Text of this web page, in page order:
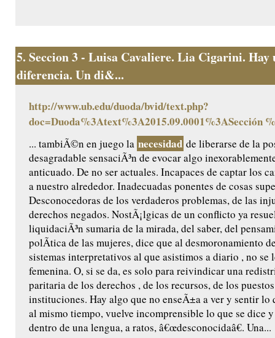
5. Seccion 3 - Luisa Cavaliere. Lia Cigarini. Hay
diferencia. Un di&...
http://www.ub.edu/duoda/bvid/text.php?
doc=Duoda%3Atext%3A2015.09.0001%3ASección
... tambiÃ©n en juego la necesidad de liberarse de la
desagradable sensaciÃ³n de evocar algo
anticuado. De no ser actuales. Incapaces de captar los
a nuestro alrededor. Inadecuadas ponentes de cosas
Desconocedoras de los verdaderos problemas, de las
derechos negados. NostÃ¡lgicas de un conflicto ya
liquidaciÃ³n sumaria de la mirada, del saber, del
polÃ­tica de las mujeres, dice que al desmoronamiento
sistemas interpretativos al que asistimos a diario , no se
femenina. O, si se da, es solo para reivindicar una
paritaria de los derechos , de los recursos, de los
instituciones. Hay algo que no enseÃ±a a ver y sentir lo
al mismo tiempo, vuelve incomprensible lo que se dice y
dentro de una lengua, a ratos, â€œdesconocidaâ€. Una...